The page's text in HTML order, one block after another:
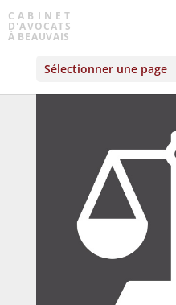
CABINET
D'AVOCATS
À BEAUVAIS
Sélectionner une page